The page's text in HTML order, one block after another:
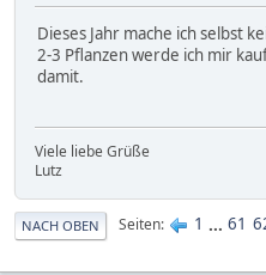
Dieses Jahr mache ich selbst
2-3 Pflanzen werde ich mir
damit.
Viele liebe Grüße
Lutz
NACH OBEN Seiten 1 ... 61